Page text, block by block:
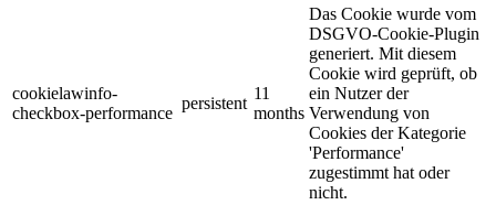
cookielawinfo-
checkbox-performance
persistent
11
months
Das Cookie wurde vom
DSGVO-Cookie-Plugin
generiert. Mit diesem
Cookie wird geprüft, ob
ein Nutzer der
Verwendung von
Cookies der Kategorie
'Performance'
zugestimmt hat oder
nicht.